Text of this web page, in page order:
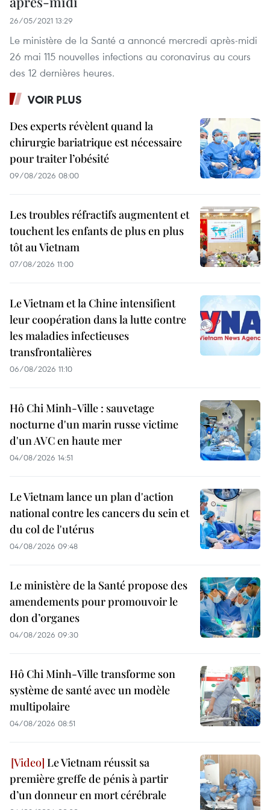
26/05/2021 13:29
Le ministère de la Santé a annoncé mercredi après-midi
26 mai 115 nouvelles infections au coronavirus au cours
des 12 dernières heures.
VOIR PLUS
Des experts révèlent quand la
chirurgie bariatrique est nécessaire
pour traiter l’obésité
09/08/2026 08:00
Les troubles réfractifs augmentent et
touchent les enfants de plus en plus
tôt au Vietnam
07/08/2026 11:00
Le Vietnam et la Chine intensifient
leur coopération dans la lutte contre
les maladies infectieuses
transfrontalières
06/08/2026 11:10
Hô Chi Minh-Ville : sauvetage
nocturne d'un marin russe victime
d'un AVC en haute mer
04/08/2026 14:51
Le Vietnam lance un plan d'action
national contre les cancers du sein et
du col de l'utérus
04/08/2026 09:48
Le ministère de la Santé propose des
amendements pour promouvoir le
don d’organes
04/08/2026 09:30
Hô Chi Minh-Ville transforme son
système de santé avec un modèle
multipolaire
04/08/2026 08:51
Le Vietnam réussit sa
première greffe de pénis à partir
d’un donneur en mort cérébrale